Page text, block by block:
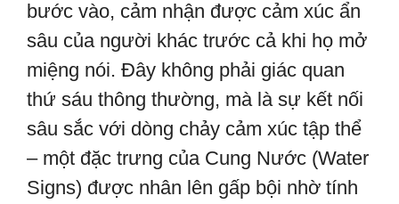
bước vào, cảm nhận được cảm xúc ẩn
sâu của người khác trước cả khi họ mở
miệng nói. Đây không phải giác quan
thứ sáu thông thường, mà là sự kết nối
sâu sắc với dòng chảy cảm xúc tập thể
– một đặc trưng của Cung Nước (Water
Signs) được nhân lên gấp bội nhờ tính